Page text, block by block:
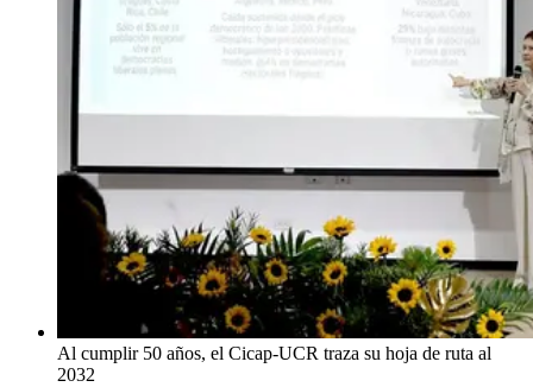
Al cumplir 50 años, el Cicap-UCR traza su hoja de ruta al
2032